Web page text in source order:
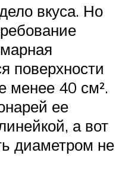
вкуса. Но
поверхности
менее 40 см².
ее
а вот
диаметром не